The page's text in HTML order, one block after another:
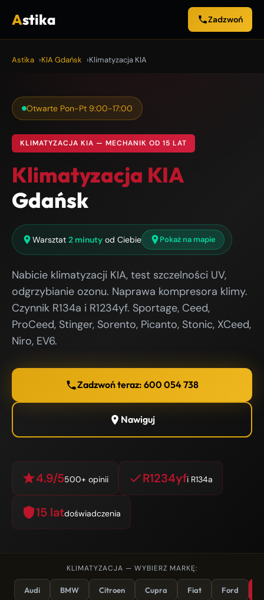
Astika Zadzwoń
Astika KIA Gdańsk Klimatyzacja KIA
Otwarte Pon-Pt 9:00-17:00
KLIMATYZACJA KIA — MECHANIK OD 15 LAT
Klimatyzacja KIA
Gdańsk
Warsztat 2 minuty od Ciebie Pokaż na mapie
Nabicie klimatyzacji KIA, test szczelności UV,
odgrzybianie ozonu. Naprawa kompresora klimy.
Czynnik R134a i R1234yf. Sportage, Ceed,
ProCeed, Stinger, Sorento, Picanto, Stonic, XCeed,
Niro, EV6.
Zadzwoń teraz: 600 054 738
Nawiguj
4.9/5500+ opinii R1234yfi R134a
15 latdoświadczenia
KLIMATYZACJA — WYBIERZ MARKĘ:
Audi BMW Citroen Cupra Fiat Ford